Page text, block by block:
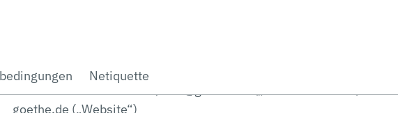
Netiquette
des Goethe-Instituts e. V., Oskar-von-Miller-Ring 18, 80333 München
goethe.de („Website“)